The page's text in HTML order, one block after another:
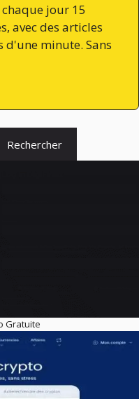
jour 15
avec des articles
d'une minute. Sans
Rechercher
Gratuite